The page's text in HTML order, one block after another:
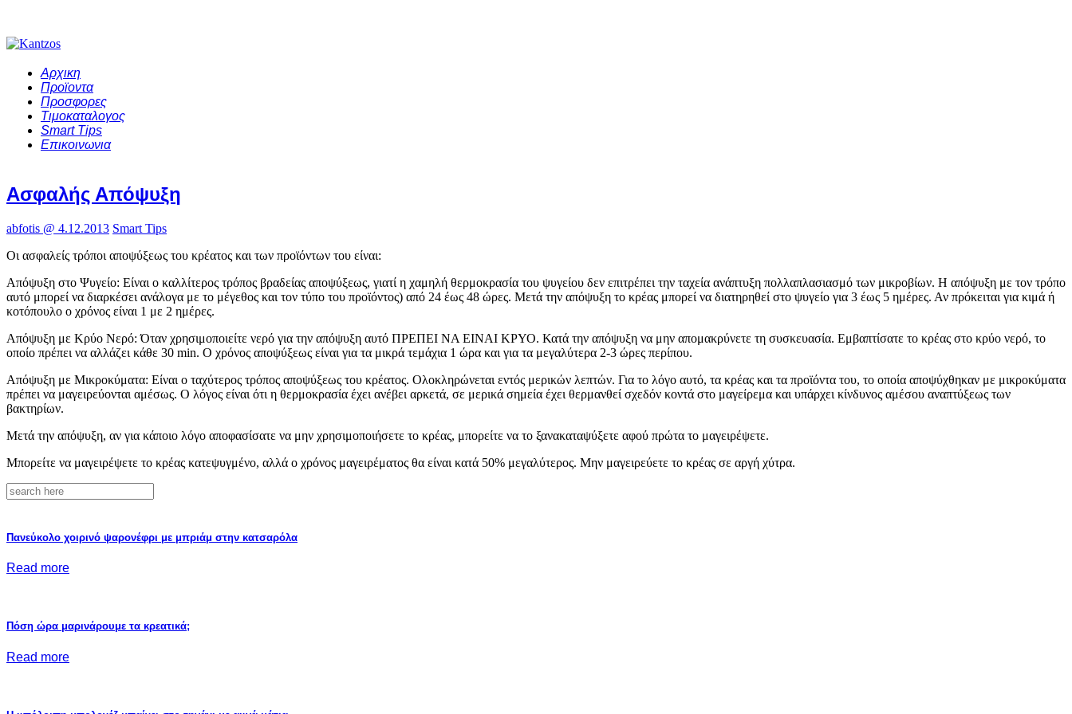
Αρχικη
Προϊοντα
Προσφορες
Τιμοκαταλογος
Smart Tips
Επικοινωνια
Ασφαλής Απόψυξη
abfotis @ 4.12.2013 Smart Tips
Οι ασφαλείς τρόποι αποψύξεως του κρέατος και των προϊόντων του είναι:
Απόψυξη στο Ψυγείο: Είναι ο καλλίτερος τρόπος βραδείας αποψύξεως, γιατί η χαμηλή θερμοκρασία του ψυγείου δεν επιτρέπει την ταχεία ανάπτυξη πολλαπλασιασμό των μικροβίων. Η απόψυξη με τον τρόπο
αυτό μπορεί να διαρκέσει ανάλογα με το μέγεθος και τον τύπο του προϊόντος) από 24 έως 48 ώρες. Μετά την απόψυξη το κρέας μπορεί να διατηρηθεί στο ψυγείο για 3 έως 5 ημέρες. Αν πρόκειται για κιμά ή
κοτόπουλο ο χρόνος είναι 1 με 2 ημέρες.
Απόψυξη με Κρύο Νερό: Όταν χρησιμοποιείτε νερό για την απόψυξη αυτό ΠΡΕΠΕΙ ΝΑ ΕΙΝΑΙ ΚΡΥΟ. Κατά την απόψυξη να μην απομακρύνετε τη συσκευασία. Εμβαπτίσατε το κρέας στο κρύο νερό, το
οποίο πρέπει να αλλάζει κάθε 30 min. Ο χρόνος αποψύξεως είναι για τα μικρά τεμάχια 1 ώρα και για τα μεγαλύτερα 2-3 ώρες περίπου.
Απόψυξη με Μικροκύματα: Είναι ο ταχύτερος τρόπος αποψύξεως του κρέατος. Ολοκληρώνεται εντός μερικών λεπτών. Για το λόγο αυτό, τα κρέας και τα προϊόντα του, το οποία αποψύχθηκαν με μικροκύματα
πρέπει να μαγειρεύονται αμέσως. Ο λόγος είναι ότι η θερμοκρασία έχει ανέβει αρκετά, σε μερικά σημεία έχει θερμανθεί σχεδόν κοντά στο μαγείρεμα και υπάρχει κίνδυνος αμέσου αναπτύξεως των
βακτηρίων.
Μετά την απόψυξη, αν για κάποιο λόγο αποφασίσατε να μην χρησιμοποιήσετε το κρέας, μπορείτε να το ξανακαταψύξετε αφού πρώτα το μαγειρέψετε.
Μπορείτε να μαγειρέψετε το κρέας κατεψυγμένο, αλλά ο χρόνος μαγειρέματος θα είναι κατά 50% μεγαλύτερος. Μην μαγειρεύετε το κρέας σε αργή χύτρα.
Πανεύκολο χοιρινό ψαρονέφρι με μπριάμ στην κατσαρόλα
Read more
Πόση ώρα μαρινάρουμε τα κρεατικά;
Read more